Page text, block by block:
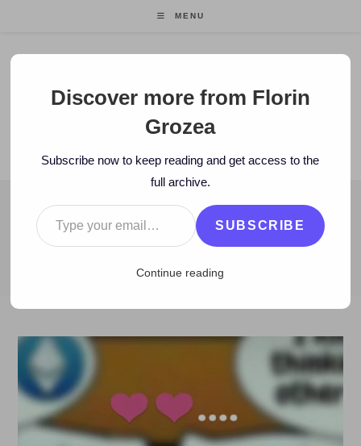
MENU
Florin Grozea
ENTREPRENEUR. FOUNDER/CEO MOCAPP.
BLOG
2018 > January > 18 > Zi de zi > Fake news și lecția de
Discover more from Florin
Grozea
Subscribe now to keep reading and get access to the
full archive.
Type your email…
SUBSCRIBE
Continue reading